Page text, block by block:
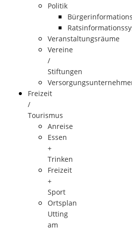
Politik
Veranstaltungsräume
Vereine
/
Stiftungen
Freizeit
/
Tourismus
Anreise
Essen
+
Trinken
Freizeit
+
Sport
Ortsplan
Utting
am